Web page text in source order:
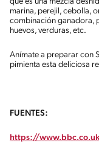
marina, perejil, cebolla,
combinación ganadora,
huevos, verduras, etc.
Anímate a preparar con
pimienta esta deliciosa
FUENTES:
https://